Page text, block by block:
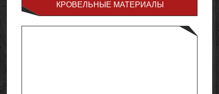
КРОВЕЛЬНЫЕ МАТЕРИАЛЫ